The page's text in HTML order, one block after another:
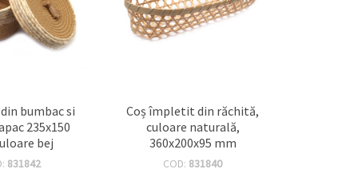
bumbac si
235x150
bej
831842
Coș împletit din răchită,
culoare naturală,
360x200x95 mm
COD: 831840